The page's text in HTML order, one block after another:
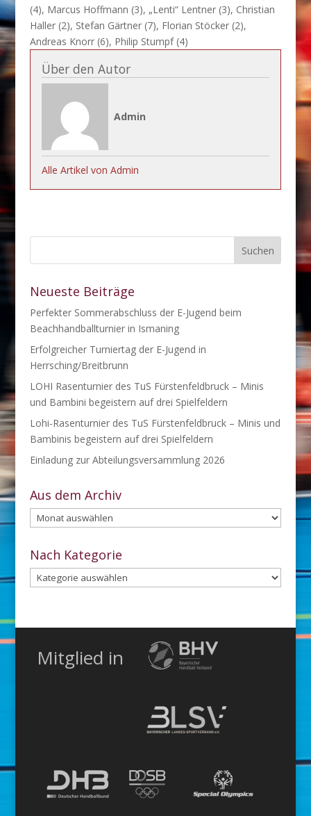
(4), Marcus Hoffmann (3), „Lenti“ Lentner (3), Christian
Haller (2), Stefan Gärtner (7), Florian Stöcker (2),
Andreas Knorr (6), Philip Stumpf (4)
Über den Autor
Admin
Alle Artikel von Admin
Neueste Beiträge
Perfekter Sommerabschluss der E-Jugend beim
Beachhandballturnier in Ismaning
Erfolgreicher Turniertag der E-Jugend in
Herrsching/Breitbrunn
LOHI Rasenturnier des TuS Fürstenfeldbruck – Minis
und Bambini begeistern auf drei Spielfeldern
Lohi-Rasenturnier des TuS Fürstenfeldbruck – Minis und
Bambinis begeistern auf drei Spielfeldern
Einladung zur Abteilungsversammlung 2026
Aus dem Archiv
Aus
dem
Archiv
Nach Kategorie
Nach
Kategorie
Mitglied in